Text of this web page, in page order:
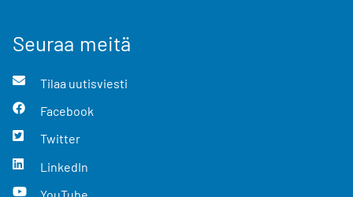
Seuraa meitä
Tilaa uutisviesti
Facebook
Twitter
LinkedIn